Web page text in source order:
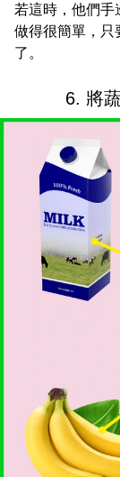
若這時，他們手
做得很簡單，只
了。
6. 將